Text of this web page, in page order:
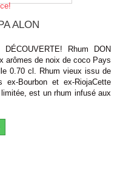
ALON
Rhum DON
arômes de noix de coco Pays
0.70 cl. Rhum vieux issu de
Bourbon et ex-RiojaCette
est un rhum infusé aux